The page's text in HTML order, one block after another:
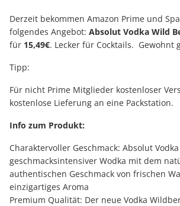
Derzeit bekommen Amazon Prime und
folgendes Angebot: Absolut Vodka Wild
für 15,49€. Lecker für Cocktails. Gewohnt
Tipp:
Für nicht Prime Mitglieder kostenloser
kostenlose Lieferung an eine Packstation.
Info zum Produkt:
Charaktervoller Geschmack: Absolut
geschmacksintensiver Wodka mit dem
authentischen Geschmack von frischen
einzigartiges Aroma
Premium Qualität: Der neue Vodka